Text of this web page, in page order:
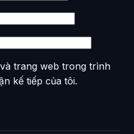
trang web trong trình
kế tiếp của tôi.